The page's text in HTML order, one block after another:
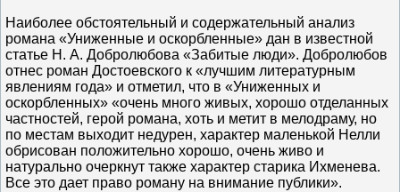
Наиболее обстоятельный и содержательный анализ
романа «Униженные и оскорбленные» дан в известной
статье Н. А. Добролюбова «Забитые люди». Добролюбов
отнес роман Достоевского к «лучшим литературным
явлениям года» и отметил, что в «Униженных и
оскорбленных» «очень много живых, хорошо отделанных
частностей, герой романа, хоть и метит в мелодраму, но
по местам выходит недурен, характер маленькой Нелли
обрисован положительно хорошо, очень живо и
натурально очеркнут также характер старика Ихменева.
Все это дает право роману на внимание публики».